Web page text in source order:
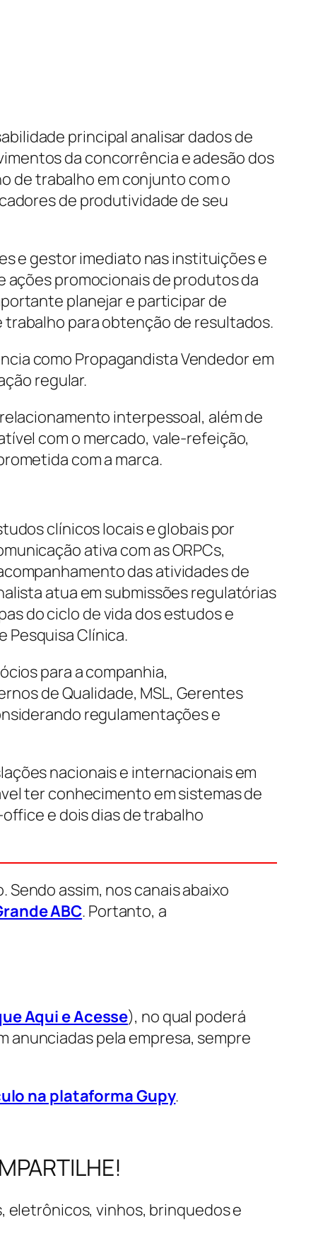
principal analisar dados de
da concorrência e adesão dos
de trabalho em conjunto com o
de produtividade de seu
e gestor imediato nas instituições e
ações promocionais de produtos da
planejar e participar de
para obtenção de resultados.
como Propagandista Vendedor em
regular.
interpessoal, além de
com o mercado, vale-refeição,
com a marca.
clínicos locais e globais por
ativa com as ORPCs,
das atividades de
atua em submissões regulatórias
do ciclo de vida dos estudos e
Pesquisa Clínica.
para a companhia,
de Qualidade, MSL, Gerentes
regulamentações e
nacionais e internacionais em
ter conhecimento em sistemas de
e dois dias de trabalho
assim, nos canais abaixo
ABC. Portanto, a
Aqui e Acesse), no qual poderá
anunciadas pela empresa, sempre
na plataforma Gupy.
eletrônicos, vinhos, brinquedos e